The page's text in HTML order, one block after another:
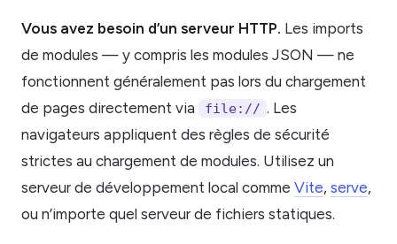
Vous avez besoin d’un serveur HTTP. Les imports
de modules — y compris les modules JSON — ne
fonctionnent généralement pas lors du chargement
de pages directement via
file:// . Les
navigateurs appliquent des règles de sécurité
strictes au chargement de modules. Utilisez un
serveur de développement local comme Vite, serve,
ou n’importe quel serveur de fichiers statiques.